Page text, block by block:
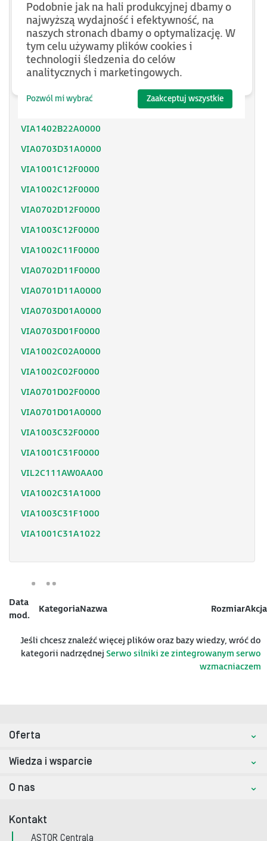
VIL2C113000AA00
VPM01D16AA00
VBO02S00
VIA0702D12A0000
VIA1402B22A0000
VIA0703D31A0000
VIA1001C12F0000
VIA1002C12F0000
VIA0702D12F0000
VIA1003C12F0000
VIA1002C11F0000
VIA0702D11F0000
VIA0701D11A0000
VIA0703D01A0000
VIA0703D01F0000
VIA1002C02A0000
VIA1002C02F0000
VIA0701D02F0000
VIA0701D01A0000
VIA1003C32F0000
VIA1001C31F0000
VIL2C111AW0AA00
VIA1002C31A1000
VIA1003C31F1000
VIA1001C31A1022
Data
mod.
KategoriaNazwa RozmiarAkcja
Jeśli chcesz znaleźć więcej plików oraz bazy wiedzy, wróć do
kategorii nadrzędnej Serwo silniki ze zintegrowanym serwo
wzmacniaczem
Oferta
Wiedza i wsparcie
O nas
Kontakt
ASTOR Centrala
Podobnie jak na hali produkcyjnej dbamy o
najwyższą wydajność i efektywność, na
naszych stronach dbamy o optymalizację. W
tym celu używamy plików cookies i
technologii śledzenia do celów
analitycznych i marketingowych.
Pozwól mi wybrać Zaakceptuj wszystkie